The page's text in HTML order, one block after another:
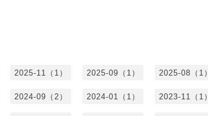
2025-11（1） 2025-09（1） 2025-08（1）
2024-09（2） 2024-01（1） 2023-11（1）